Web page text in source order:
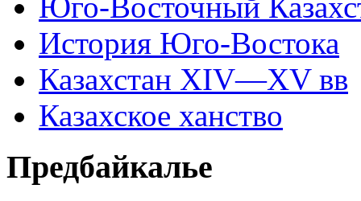
История Юго-Востока
Казахстан XIV—XV вв
Казахское ханство
Предбайкалье